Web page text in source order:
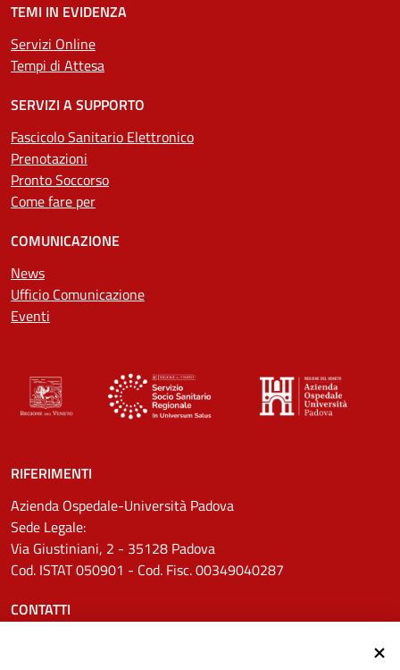
TEMI IN EVIDENZA
Servizi Online
Tempi di Attesa
SERVIZI A SUPPORTO
Fascicolo Sanitario Elettronico
Prenotazioni
Pronto Soccorso
Come fare per
COMUNICAZIONE
News
Ufficio Comunicazione
Eventi
RIFERIMENTI
Azienda Ospedale-Università Padova
Sede Legale:
Via Giustiniani, 2 - 35128 Padova
Cod. ISTAT 050901 - Cod. Fisc. 00349040287
CONTATTI